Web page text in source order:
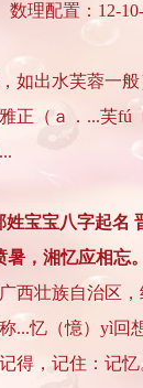
理配置：12-
如出水芙蓉
正（ａ．...芙fú
姓宝宝八字起名
暑，湘忆应相忘
西壮族自治区
...忆（憶）yì回
得，记住：记忆